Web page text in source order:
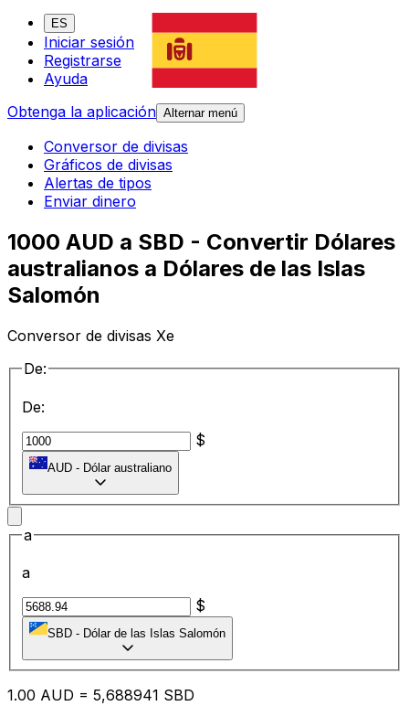
ES
Iniciar sesión
Registrarse
Ayuda
Obtenga la aplicación Alternar menú
Conversor de divisas
Gráficos de divisas
Alertas de tipos
Enviar dinero
1000 AUD a SBD - Convertir Dólares
australianos a Dólares de las Islas
Salomón
Conversor de divisas Xe
De:
De:
$
AUD - Dólar australiano
a
a
$
SBD - Dólar de las Islas Salomón
1.00 AUD = 5,688941 SBD